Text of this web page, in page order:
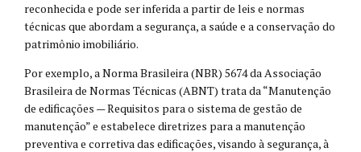
reconhecida e pode ser inferida a partir de leis e normas
técnicas que abordam a segurança, a saúde e a conservação do
patrimônio imobiliário.
Por exemplo, a Norma Brasileira (NBR) 5674 da Associação
Brasileira de Normas Técnicas (ABNT) trata da “Manutenção
de edificações — Requisitos para o sistema de gestão de
manutenção” e estabelece diretrizes para a manutenção
preventiva e corretiva das edificações, visando à segurança, à